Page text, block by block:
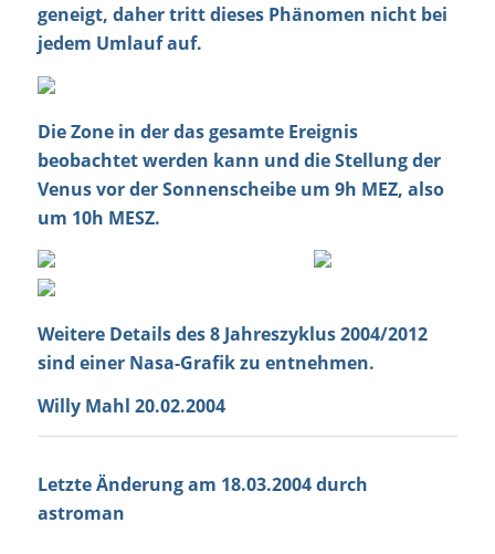
geneigt, daher tritt dieses Phänomen nicht bei
jedem Umlauf auf.
Die Zone in der das gesamte Ereignis
beobachtet werden kann und die Stellung der
Venus vor der Sonnenscheibe um 9h MEZ, also
um 10h MESZ.
Weitere Details des 8 Jahreszyklus 2004/2012
sind einer Nasa-Grafik zu entnehmen.
Willy Mahl 20.02.2004
Letzte Änderung am 18.03.2004 durch
astroman